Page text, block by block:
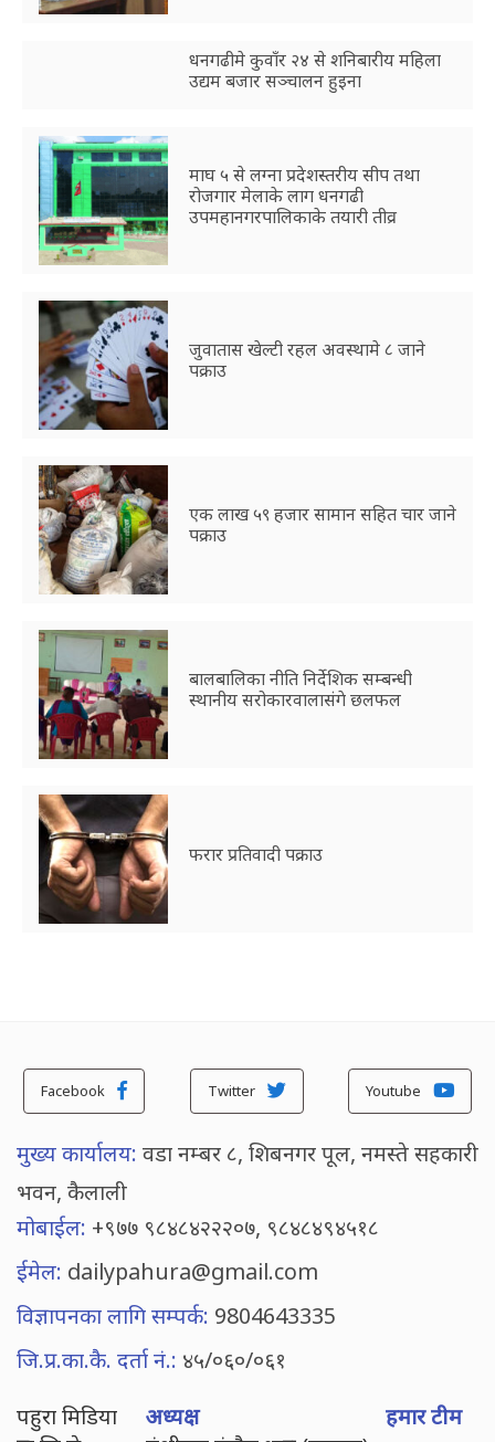
धनगढीमे कुवाँर २४ से शनिबारीय महिला
उद्यम बजार सञ्चालन हुइना
माघ ५ से लग्ना प्रदेशस्तरीय सीप तथा
रोजगार मेलाके लाग धनगढी
उपमहानगरपालिकाके तयारी तीव्र
जुवातास खेल्टी रहल अवस्थामे ८ जाने
पक्राउ
एक लाख ५९ हजार सामान सहित चार जाने
पक्राउ
बालबालिका नीति निर्देशिक सम्बन्धी
स्थानीय सरोकारवालासंगे छलफल
फरार प्रतिवादी पक्राउ
Facebook Twitter Youtube
मुख्य कार्यालय: वडा नम्बर ८, शिबनगर पूल, नमस्ते सहकारी
भवन, कैलाली
मोबाईल: +९७७ ९८४८४२२२०७, ९८४८४९४५१८
ईमेल: dailypahura@gmail.com
विज्ञापनका लागि सम्पर्क: 9804643335
जि.प्र.का.कै. दर्ता नं.: ४५/०६०/०६१
पहुरा मिडिया
अध्यक्ष
हमार टीम